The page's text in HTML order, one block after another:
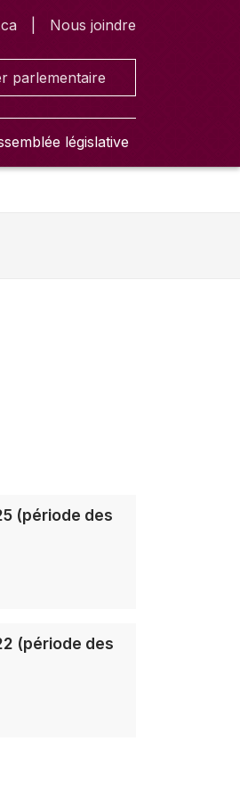
Nous joindre
parlementaire
législative
(période des
(période des